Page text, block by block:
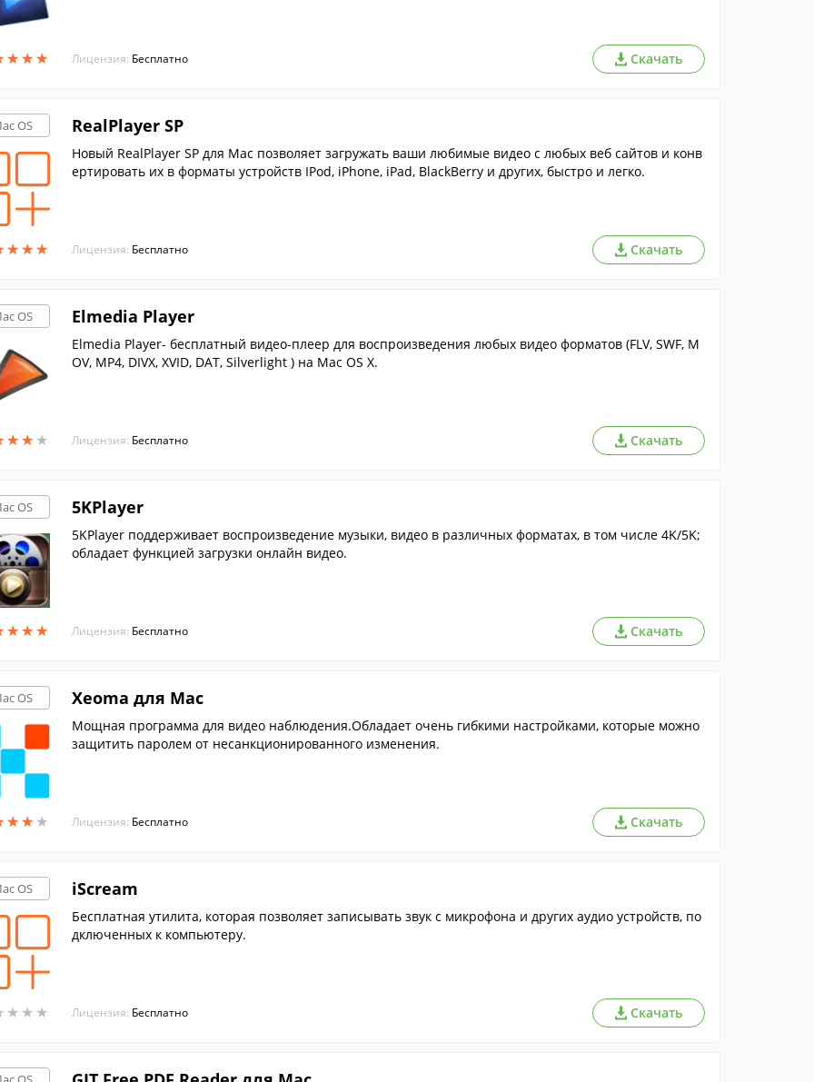
★★★
★★★ Лицензия: Бесплатно Скачать
OS
★★★
★★★
RealPlayer SP
Новый RealPlayer SP для Mac позволяет загружать ваши любимые видео с любых веб сайтов и конв
ертировать их в форматы устройств IPod, iPhone, iPad, BlackBerry и других, быстро и легко.
Лицензия: Бесплатно Скачать
OS
★★ ★
★★ ★
Elmedia Player
Elmedia Player- бесплатный видео-плеер для воспроизведения любых видео форматов (FLV, SWF, M
OV, MP4, DIVX, XVID, DAT, Silverlight ) на Mac OS X.
Лицензия: Бесплатно Скачать
OS
★★★
★★★
5KPlayer
5KPlayer поддерживает воспроизведение музыки, видео в различных форматах, в том числе 4K/5K;
обладает функцией загрузки онлайн видео.
Лицензия: Бесплатно Скачать
OS
★★ ★
★★ ★
Xeoma для Mac
Мощная программа для видео наблюдения.Обладает очень гибкими настройками, которые можно
защитить паролем от несанкционированного изменения.
Лицензия: Бесплатно Скачать
OS
★ ★ ★
★ ★ ★
iScream
Бесплатная утилита, которая позволяет записывать звук с микрофона и других аудио устройств, по
дключенных к компьютеру.
Лицензия: Бесплатно Скачать